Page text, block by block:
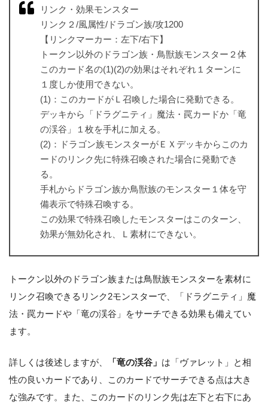
リンク・効果モンスター
リンク２/風属性/ドラゴン族/攻1200
【リンクマーカー：左下/右下】
トークン以外のドラゴン族・鳥獣族モンスター２体
このカード名の(1)(2)の効果はそれぞれ１ターンに
１度しか使用できない。
(1)：このカードがＬ召喚した場合に発動できる。
デッキから「ドラグニティ」魔法・罠カードか「竜
の渓谷」１枚を手札に加える。
(2)：ドラゴン族モンスターがＥＸデッキからこのカ
ードのリンク先に特殊召喚された場合に発動でき
る。
手札からドラゴン族か鳥獣族のモンスター１体を守
備表示で特殊召喚する。
この効果で特殊召喚したモンスターはこのターン、
効果が無効化され、Ｌ素材にできない。
トークン以外のドラゴン族または鳥獣族モンスターを素材に
リンク召喚できるリンク2モンスターで、「ドラグニティ」魔
法・罠カードや「竜の渓谷」をサーチできる効果も備えてい
ます。
詳しくは後述しますが、 「竜の渓谷」 は「ヴァレット」と相
性の良いカードであり、このカードでサーチできる点は大き
な強みです。また、このカードのリンク先は左下と右下にあ